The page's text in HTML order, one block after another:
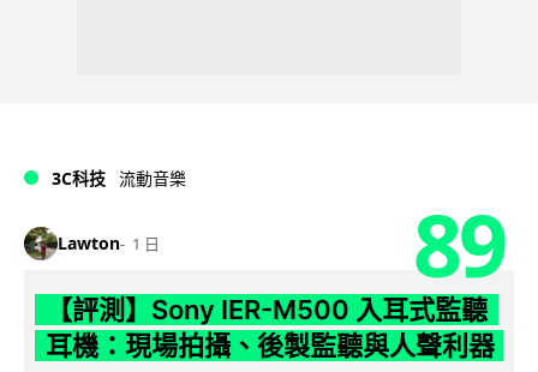
3C科技 流動音樂
Lawton 1 日 89
【評測】Sony IER-M500 入耳式監聽
耳機：現場拍攝、後製監聽與人聲利器